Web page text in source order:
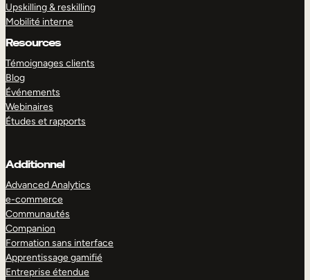
Upskilling & reskilling
Mobilité interne
Resources
Témoignages clients
Blog
Événements
Webinaires
Études et rapports
Additionnel
Advanced Analytics
e-commerce
Communautés
Companion
Formation sans interface
Apprentissage gamifié
Entreprise étendue